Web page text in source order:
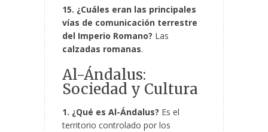
15. ¿Cuáles eran las principales
vías de comunicación terrestre
del Imperio Romano? Las
calzadas romanas.
Al-Ándalus:
Sociedad y Cultura
1. ¿Qué es Al-Ándalus? Es el
territorio controlado por los